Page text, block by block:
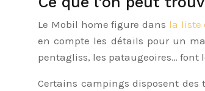
Le Mobil home figure dans la liste
en compte les détails pour un
pentagliss, les pataugeoires… font
Certains campings disposent